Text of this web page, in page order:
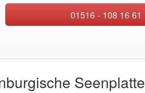
01516 - 108 16 61
Seenplatte